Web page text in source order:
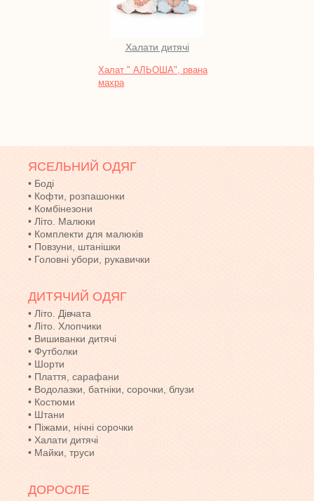
Халати дитячі
Халат " АЛЬОША", рвана
махра
ЯСЕЛЬНИЙ ОДЯГ
• Боді
• Кофти, розпашонки
• Комбінезони
• Літо. Малюки
• Комплекти для малюків
• Повзуни, штанішки
• Головні убори, рукавички
ДИТЯЧИЙ ОДЯГ
• Літо. Дівчата
• Літо. Хлопчики
• Вишиванки дитячі
• Футболки
• Шорти
• Плаття, сарафани
• Водолазки, батніки, сорочки, блузи
• Костюми
• Штани
• Піжами, нічні сорочки
• Халати дитячі
• Майки, труси
ДОРОСЛЕ